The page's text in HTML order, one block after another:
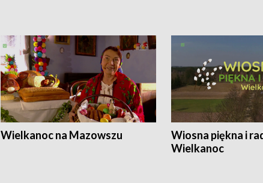
Wielkanoc na Mazowszu
Wiosna piękna i
Wielkanoc